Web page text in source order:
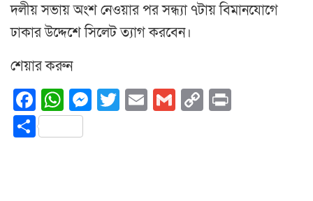
দলীয় সভায় অংশ নেওয়ার পর সন্ধ্যা ৭টায় বিমানযোগে
ঢাকার উদ্দেশে সিলেট ত্যাগ করবেন।
শেয়ার করুন
Facebook
WhatsApp
Messenger
Twitter
EmailGmail
Copy
Share